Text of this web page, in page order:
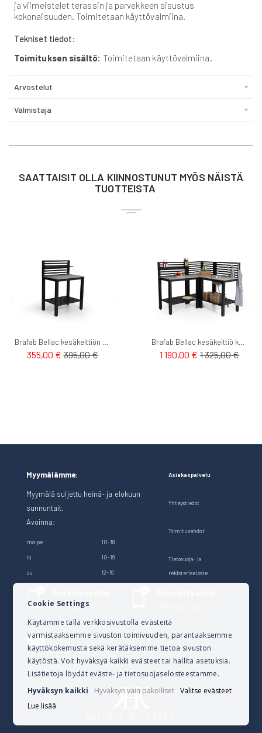
ja viimeistelet terassin ja parvekkeen sisustus
kokonaisuuden. Toimitetaan käyttövalmiina.
Tekniset tiedot:
Toimituksen sisältö: Toimitetaan käyttövalmiina.
Arvostelut
Valmistaja
SAATTAISIT OLLA KIINNOSTUNUT MYÖS NÄISTÄ
TUOTTEISTA
355,00 € 395,00 € 1 190,00 € 1 325,00 €
Myymälämme:
Myymälä suljettu heinä- ja elokuun
sunnuntait.
Avoinna:
ma-pe 10-18
la 10-16
su 12-16
Asiakaspalvelu
Yhteystiedot
Toimitusehdot
Tietosuoja- ja
rekisteriseloste
040 528 1124
Lähetä sähköpostia
verkkokauppa@kalusteheinoset.fi
Cookie Settings
Käytämme tällä verkkosivustolla evästeitä
varmistaaksemme sivuston toimivuuden, parantaaksemme
käyttökokemusta sekä kerätäksemme tietoa sivuston
käytöstä. Voit hyväksyä kaikki evästeet tai hallita asetuksia.
Lisätietoja löydät eväste- ja tietosuojaselosteestamme.
Hyväksyn kaikki
Hyväksyn vain pakolliset
Valitse evästeet
Lue lisää